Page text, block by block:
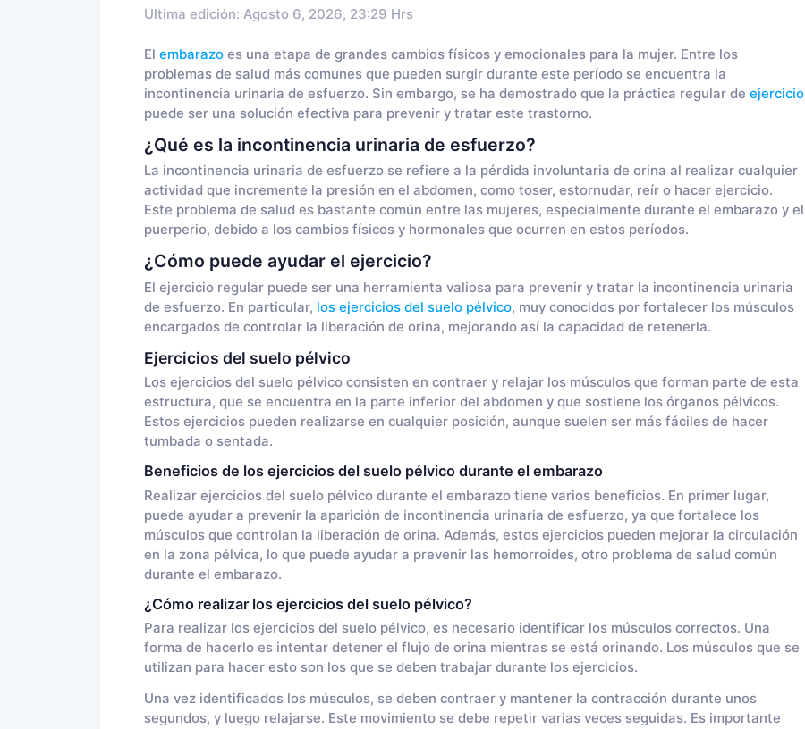
Ultima edición: Agosto 6, 2026, 23:29 Hrs
El embarazoes una etapa de grandes cambios físicos y emocionales para la mujer. Entre los
problemas de salud más comunes que pueden surgir durante este período se encuentra la
incontinencia urinaria de esfuerzo. Sin embargo, se ha demostrado que la práctica regular de ejercicio
puede ser una solución efectiva para prevenir y tratar este trastorno.
¿Qué es la incontinencia urinaria de esfuerzo?
La incontinencia urinaria de esfuerzo se refiere a la pérdida involuntaria de orina al realizar cualquier
actividad que incremente la presión en el abdomen, como toser, estornudar, reír o hacer ejercicio.
Este problema de salud es bastante común entre las mujeres, especialmente durante el embarazo y el
puerperio, debido a los cambios físicos y hormonales que ocurren en estos períodos.
¿Cómo puede ayudar el ejercicio?
El ejercicio regular puede ser una herramienta valiosa para prevenir y tratar la incontinencia urinaria
de esfuerzo. En particular, los ejercicios del suelo pélvico, muy conocidos por fortalecer los músculos
encargados de controlar la liberación de orina, mejorando así la capacidad de retenerla.
Ejercicios del suelo pélvico
Los ejercicios del suelo pélvico consisten en contraer y relajar los músculos que forman parte de esta
estructura, que se encuentra en la parte inferior del abdomen y que sostiene los órganos pélvicos.
Estos ejercicios pueden realizarse en cualquier posición, aunque suelen ser más fáciles de hacer
tumbada o sentada.
Beneficios de los ejercicios del suelo pélvico durante el embarazo
Realizar ejercicios del suelo pélvico durante el embarazo tiene varios beneficios. En primer lugar,
puede ayudar a prevenir la aparición de incontinencia urinaria de esfuerzo, ya que fortalece los
músculos que controlan la liberación de orina. Además, estos ejercicios pueden mejorar la circulación
en la zona pélvica, lo que puede ayudar a prevenir las hemorroides, otro problema de salud común
durante el embarazo.
¿Cómo realizar los ejercicios del suelo pélvico?
Para realizar los ejercicios del suelo pélvico, es necesario identificar los músculos correctos. Una
forma de hacerlo es intentar detener el flujo de orina mientras se está orinando. Los músculos que se
utilizan para hacer esto son los que se deben trabajar durante los ejercicios.
Una vez identificados los músculos, se deben contraer y mantener la contracción durante unos
segundos, y luego relajarse. Este movimiento se debe repetir varias veces seguidas. Es importante